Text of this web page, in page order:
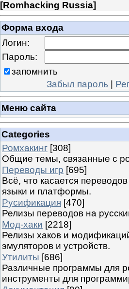
[Romhacking Russia]
Форма входа
Логин:
Пароль:
запомнить
Забыл пароль |
Меню сайта
Categories
Ромхакинг [308]
Общие темы, связанные с
Переводы игр [695]
Всё, что касается
языки и платформы.
Русификация [470]
Релизы переводов на
Мод-хаки [2218]
Релизы хаков и
эмуляторов и устройств.
Утилиты [686]
Различные программы для
инструменты для